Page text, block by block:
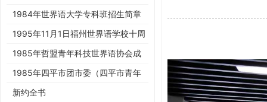
1984年世界语大学专科班招生简章
1995年11月1日福州世界语学校十周
年庆典请柬
1985年哲盟青年科技世界语协会成
立大会请柬
1985年四平市团市委（四平市青年
世协筹）请柬
新约全书